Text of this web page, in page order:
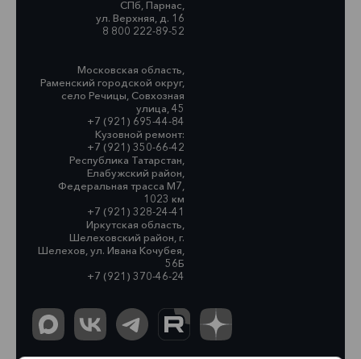
СПб, Парнас,
ул. Верхняя, д. 16
8 800 222-89-52
Московская область,
Раменский городской округ,
село Речицы, Совхозная
улица, 45
+7 (921) 695-44-84
Кузовной ремонт:
+7 (921) 350-66-42
Республика Татарстан,
Елабужский район,
Федеральная трасса М7,
1023 км
+7 (921) 328-24-41
Иркутская область,
Шелеховский район, г.
Шелехов, ул. Ивана Кочубея,
56Б
+7 (921) 370-46-24